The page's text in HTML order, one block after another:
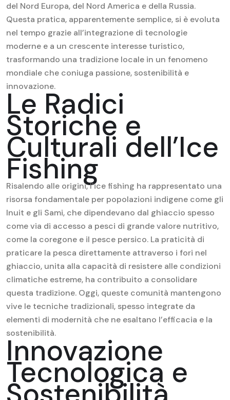
del Nord Europa, del Nord America e della Russia.
Questa pratica, apparentemente semplice, si è evoluta
nel tempo grazie all’integrazione di tecnologie
moderne e a un crescente interesse turistico,
trasformando una tradizione locale in un fenomeno
mondiale che coniuga passione, sostenibilità e
innovazione.
Le Radici
Storiche e
Culturali dell’Ice
Fishing
Risalendo alle origini, l’ice fishing ha rappresentato una
risorsa fondamentale per popolazioni indigene come gli
Inuit e gli Sami, che dipendevano dal ghiaccio spesso
come via di accesso a pesci di grande valore nutritivo,
come la coregone e il pesce persico. La praticità di
praticare la pesca direttamente attraverso i fori nel
ghiaccio, unita alla capacità di resistere alle condizioni
climatiche estreme, ha contribuito a consolidare
questa tradizione. Oggi, queste comunità mantengono
vive le tecniche tradizionali, spesso integrate da
elementi di modernità che ne esaltano l’efficacia e la
sostenibilità.
Innovazione
Tecnologica e